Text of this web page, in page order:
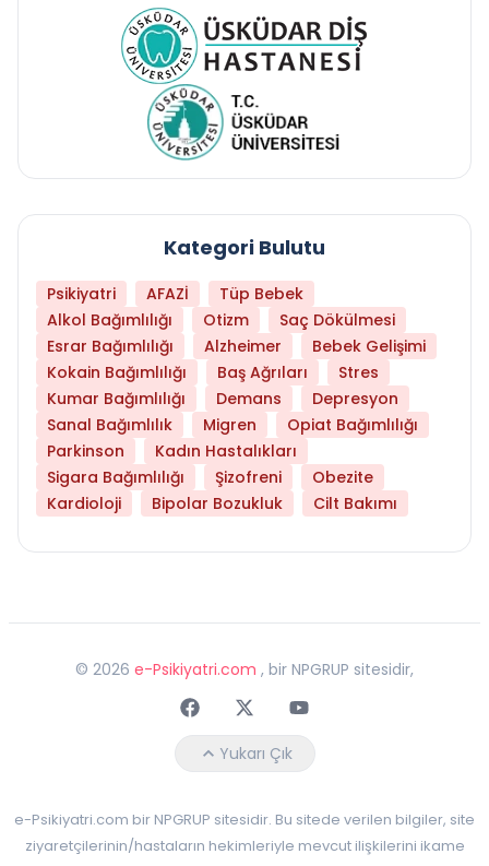
Kategori Bulutu
Psikiyatri AFAZİ
Tüp Bebek
Alkol Bağımlılığı
Otizm
Saç Dökülmesi
Esrar Bağımlılığı
Alzheimer
Bebek Gelişimi
Kokain Bağımlılığı
Baş Ağrıları
Stres
Kumar Bağımlılığı
Demans
Depresyon
Sanal Bağımlılık
Migren
Opiat Bağımlılığı
Parkinson
Kadın Hastalıkları
Sigara Bağımlılığı
Şizofreni
Obezite
Kardioloji
Bipolar Bozukluk Cilt Bakımı
© 2026 e-Psikiyatri.com , bir NPGRUP sitesidir,
FaceebokTwitterYoutube
Yukarı Çık
e-Psikiyatri.com bir NPGRUP sitesidir. Bu sitede verilen bilgiler, site
ziyaretçilerinin/hastaların hekimleriyle mevcut ilişkilerini ikame